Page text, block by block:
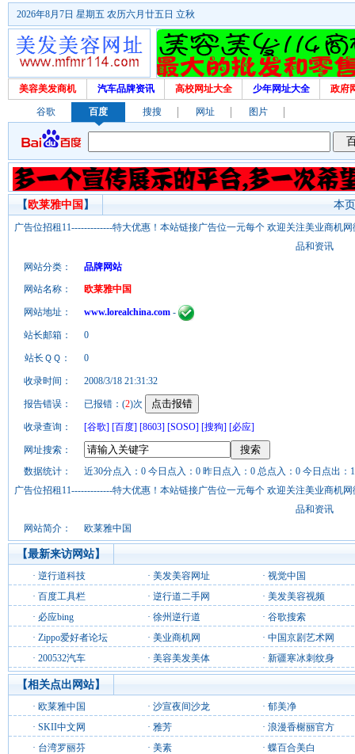
2026年8月7日 星期五 农历六月廿五日 立秋
美容美发商机 汽车品牌资讯 高校网址大全 少年网址大全 政府
谷歌 百度 搜搜 网址 图片
本
【 欧莱雅中国 】
广告位招租11-------------特大优惠！本站链接广告位一元每个 欢迎关注美业商机
品和资讯
网站分类：
品牌网站
网站名称：
欧莱雅中国
网站地址： www.lorealchina.com -
站长邮箱： 0
站长ＱＱ： 0
收录时间： 2008/3/18 21:31:32
报告错误： 已报错：(2)次
收录查询： [谷歌] [百度] [8603] [SOSO] [搜狗] [必应]
网址搜索：
数据统计：
近30分点入：0 今日点入：0 昨日点入：0 总点入：0 今日点出：
广告位招租11-------------特大优惠！本站链接广告位一元每个 欢迎关注美业商机
品和资讯
网站简介：
欧莱雅中国
【最新来访网站】
· 逆行道科技 · 美发美容网址 · 视觉中国
· 百度工具栏 · 逆行道二手网 · 美发美容视频
· 必应bing · 徐州逆行道 · 谷歌搜索
· Zippo爱好者论坛 · 美业商机网 · 中国京剧艺术网
· 200532汽车 · 美容美发美体 · 新疆寒冰刺纹身
【相关点出网站】
· 欧莱雅中国 · 沙宣夜间沙龙 · 郁美净
· SKII中文网 · 雅芳 · 浪漫香榭丽官方
· 台湾罗丽芬 · 美素 · 蝶百合美白